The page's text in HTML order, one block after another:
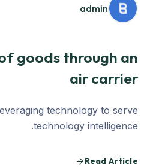
admin
goods through an
air carrier
technology to serve
technology intelligence.
Read Article